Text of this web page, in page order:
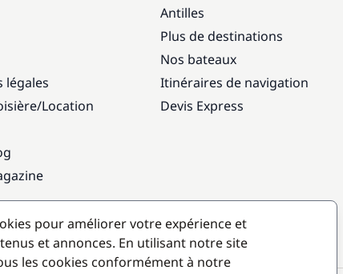
légales
/Location
Antilles
Plus de destinations
Nos bateaux
Itinéraires de navigation
Devis Express
populaires
pour améliorer votre expérience et
et annonces. En utilisant notre site
les cookies conformément à notre